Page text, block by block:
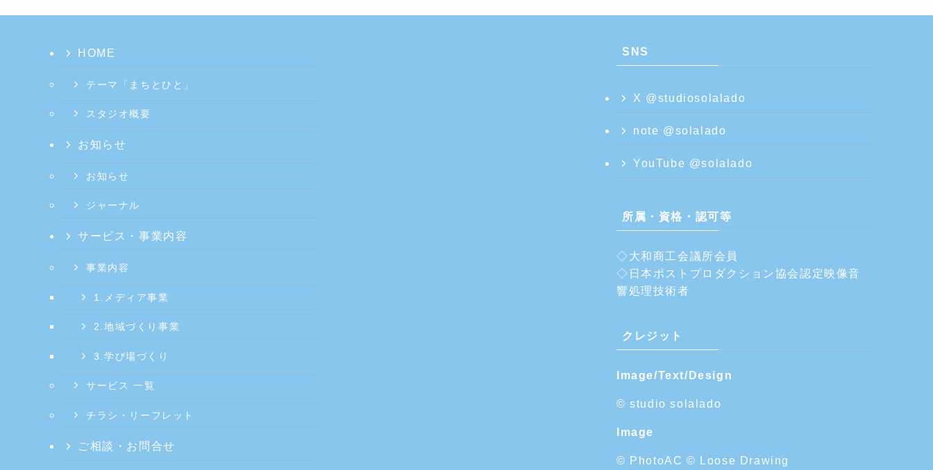
HOME
テーマ「まちとひと」
スタジオ概要
お知らせ
お知らせ
ジャーナル
サービス・事業内容
事業内容
1.メディア事業
2.地域づくり事業
3.学び場づくり
サービス 一覧
チラシ・リーフレット
ご相談・お問合せ
SNS
X @studiosolalado
note @solalado
YouTube @solalado
所属・資格・認可等
◇大和商工会議所会員
◇日本ポストプロダクション協会認定映像音
響処理技術者
クレジット
Image/Text/Design
© studio solalado
Image
© PhotoAC © Loose Drawing